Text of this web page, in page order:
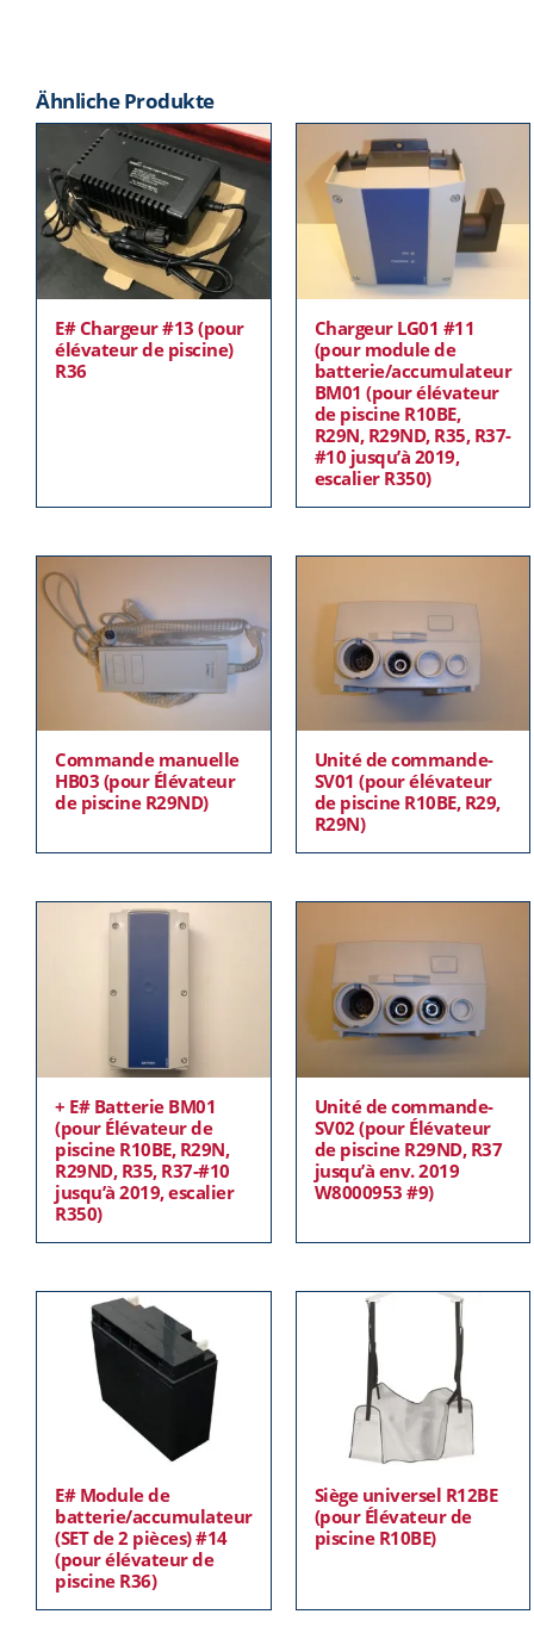
Ähnliche Produkte
E# Chargeur #13 (pour
élévateur de piscine)
R36
Chargeur LG01 #11
(pour module de
batterie/accumulateur
BM01 (pour élévateur
de piscine R10BE,
R29N, R29ND, R35, R37-
#10 jusqu’à 2019,
escalier R350)
Commande manuelle
HB03 (pour Élévateur
de piscine R29ND)
Unité de commande-
SV01 (pour élévateur
de piscine R10BE, R29,
R29N)
+ E# Batterie BM01
(pour Élévateur de
piscine R10BE, R29N,
R29ND, R35, R37-#10
jusqu’à 2019, escalier
R350)
Unité de commande-
SV02 (pour Élévateur
de piscine R29ND, R37
jusqu’à env. 2019
W8000953 #9)
E# Module de
batterie/accumulateur
(SET de 2 pièces) #14
(pour élévateur de
piscine R36)
Siège universel R12BE
(pour Élévateur de
piscine R10BE)